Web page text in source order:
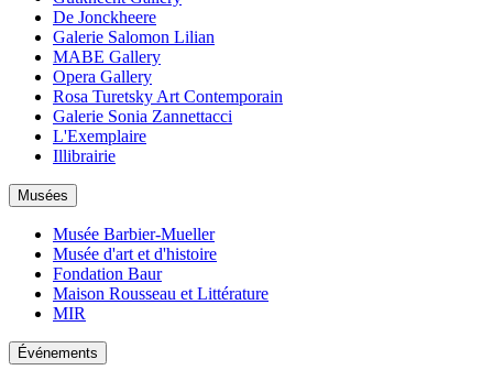
De Jonckheere
Galerie Salomon Lilian
MABE Gallery
Opera Gallery
Rosa Turetsky Art Contemporain
Galerie Sonia Zannettacci
L'Exemplaire
Illibrairie
Musées
Musée Barbier-Mueller
Musée d'art et d'histoire
Fondation Baur
Maison Rousseau et Littérature
MIR
Événements